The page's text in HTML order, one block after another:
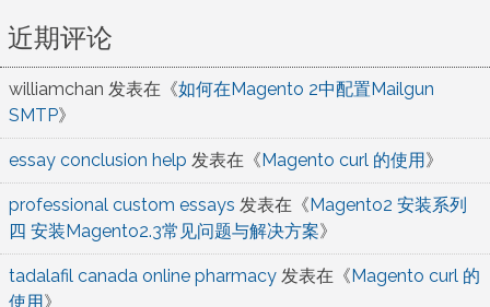
近期评论
williamchan 发表在《如何在Magento 2中配置Mailgun
SMTP》
essay conclusion help 发表在《Magento curl 的使用》
professional custom essays 发表在《Magento2 安装系列
四 安装Magento2.3常见问题与解决方案》
tadalafil canada online pharmacy 发表在《Magento curl 的
使用》